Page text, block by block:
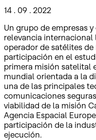
14 . 09 . 2022
Un grupo de empresas
relevancia internacional
operador de satélites de
participación en el
primera misión satelital
mundial orientada a la
una de las principales
comunicaciones
viabilidad de la misión
Agencia Espacial
participación de la
ejecución.